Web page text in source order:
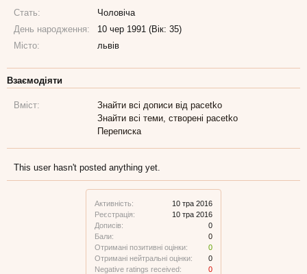
Активність:
10 тра 2016
Реєстрація:
10 тра 2016
Дописів:
0
Бали:
0
Отримані позитивні оцінки:
0
Отримані нейтральні оцінки:
0
Negative ratings received:
0
Стать:
Чоловіча
День народження:
10 чер 1991 (Вік: 35)
Місто:
львів
Взаємодіяти
Вміст:
Знайти всі дописи від pacetko
Знайти всі теми, створені pacetko
Переписка
This user hasn't posted anything yet.